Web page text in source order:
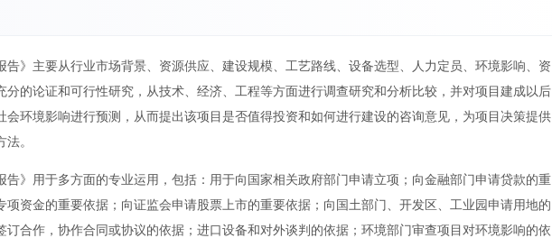
告》主要从行业市场背景、资源供应、建设规模、工艺路线、设备选型、人力定员、环境影响、资
分的论证和可行性研究，从技术、经济、工程等方面进行调查研究和分析比较，并对项目建成以后
会环境影响进行预测，从而提出该项目是否值得投资和如何进行建设的咨询意见，为项目决策提供
。
告》用于多方面的专业运用，包括：用于向国家相关政府部门申请立项；向金融部门申请贷款的重
项资金的重要依据；向证监会申请股票上市的重要依据；向国土部门、开发区、工业园申请用地的
订合作，协作合同或协议的依据；进口设备和对外谈判的依据；环境部门审查项目对环境影响的依